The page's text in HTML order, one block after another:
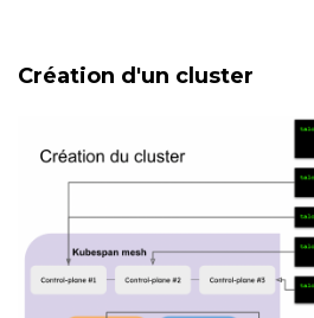
Création d'un cluster